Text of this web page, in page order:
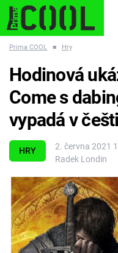
ESCAPE PLNEJ KOTEL
Témata
Filmy
Seriály
Prima COOL ■ Hry
HRY
2. června 2021
Radek Londin
Hodinová
Come s
vypadá v